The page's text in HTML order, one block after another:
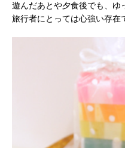
遊んだあとや夕食後でも、ゆ
旅行者にとっては心強い存在